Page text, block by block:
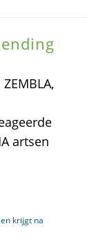
artsen
krijgt na